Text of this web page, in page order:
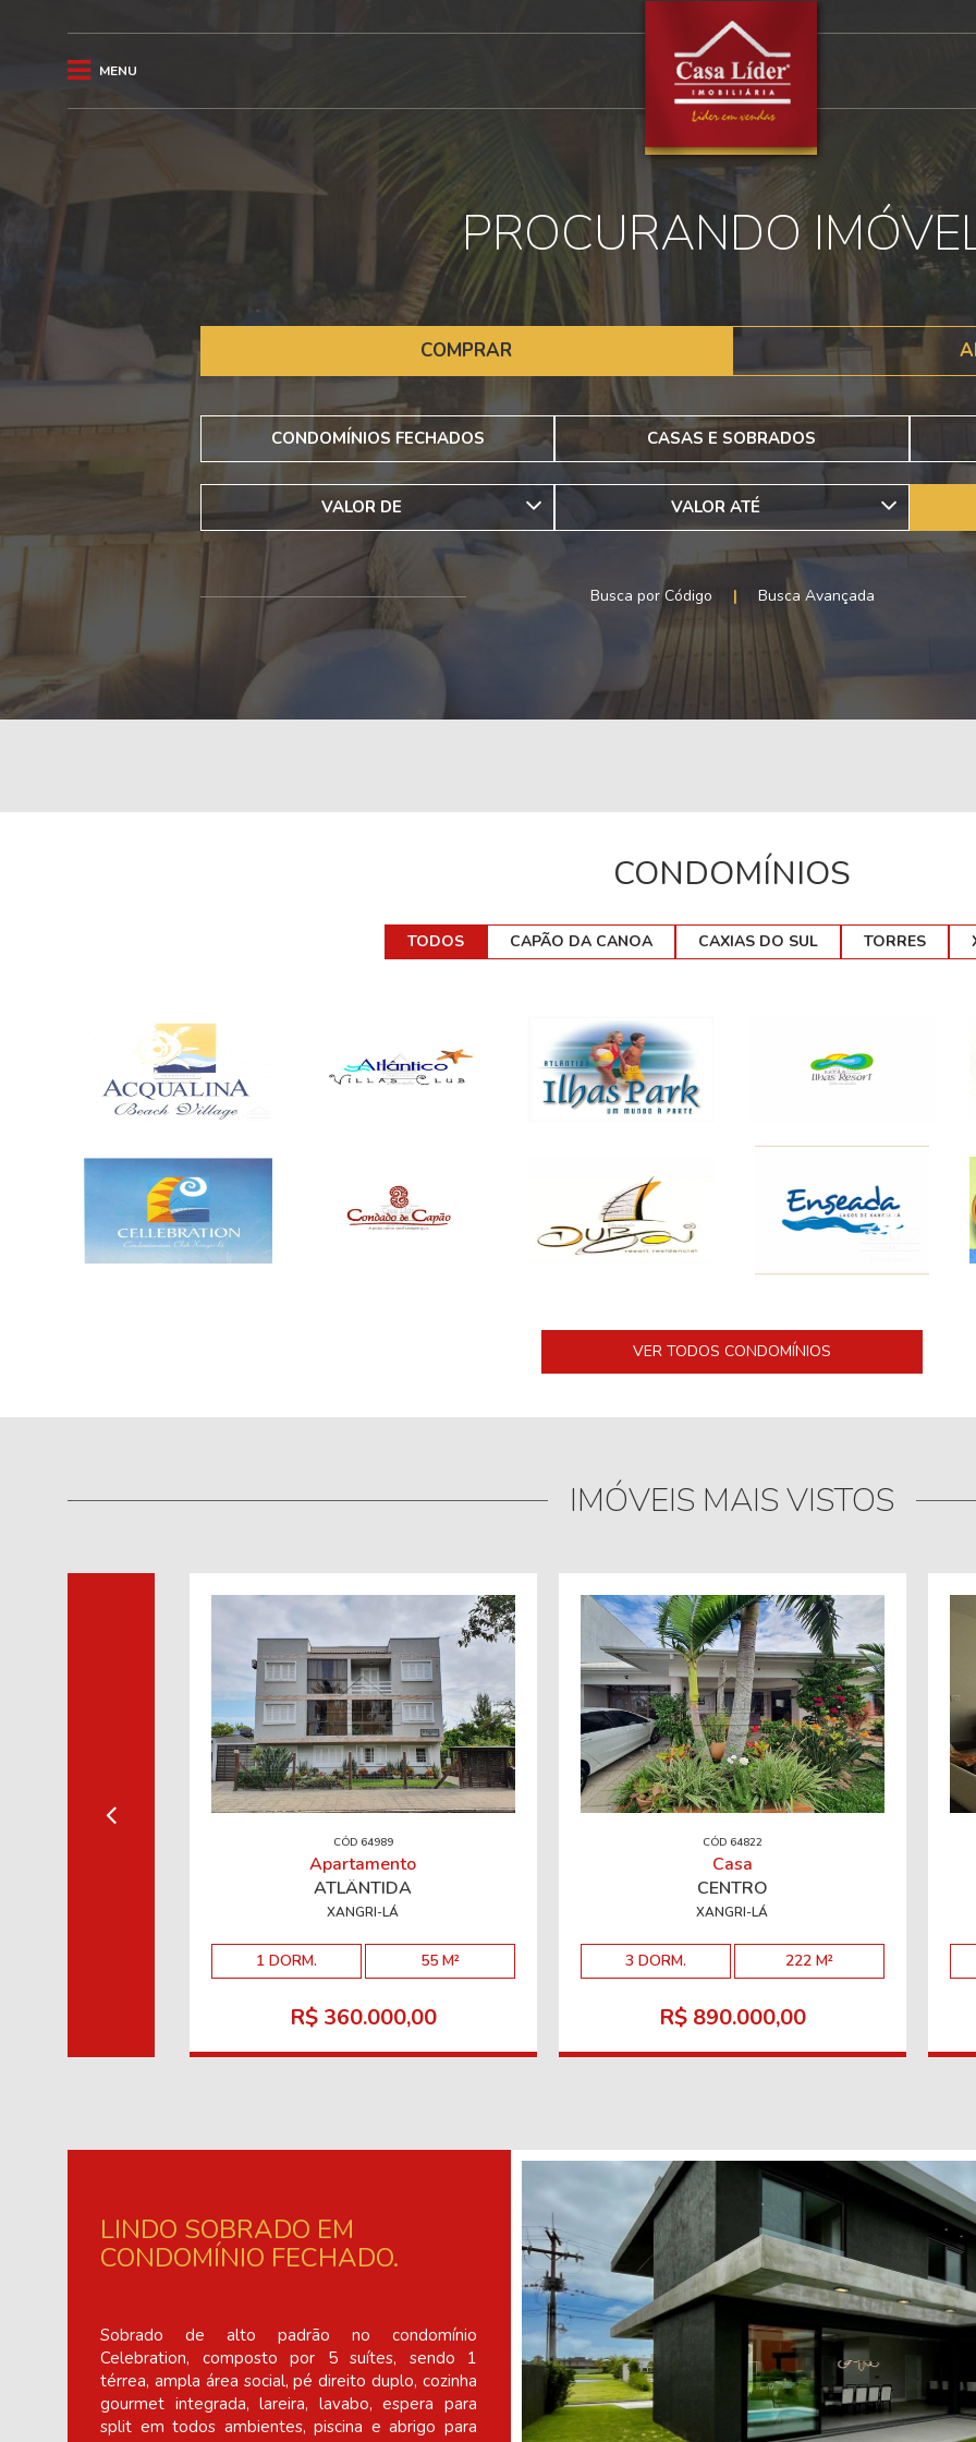
MENU
PROCURANDO
COMPRAR
CONDOMÍNIOS FECHADOS CASAS E SOBRADOS
VALOR DE VALOR ATÉ
Busca por Código | Busca Avançada
CONDOMÍNIOS
TODOS CAPÃO DA CANOA CAXIAS DO SUL TORRES
VER TODOS CONDOMÍNIOS
IMÓVEIS MAIS VISTOS
CÓD 64989
Apartamento
ATLÂNTIDA
XANGRI-LÁ
1 DORM. 55 M²
R$ 360.000,00
CÓD 64822
Casa
CENTRO
XANGRI-LÁ
3 DORM. 222 M²
R$ 890.000,00
LINDO SOBRADO EM
CONDOMÍNIO FECHADO.
Sobrado de alto padrão no condomínio
Celebration, composto por 5 suítes, sendo 1
térrea, ampla área social, pé direito duplo, cozinha
gourmet integrada, lareira, lavabo, espera para
split em todos ambientes, piscina e abrigo para